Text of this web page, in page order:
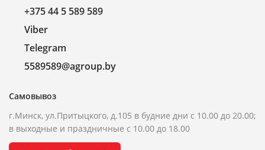
+375 44 5 589 589
Viber
Telegram
5589589@agroup.by
Самовывоз
г.Минск, ул.Притыцкого, д.105 в будние дни с 10.00 до 20.00;
в выходные и праздничные с 10.00 до 18.00